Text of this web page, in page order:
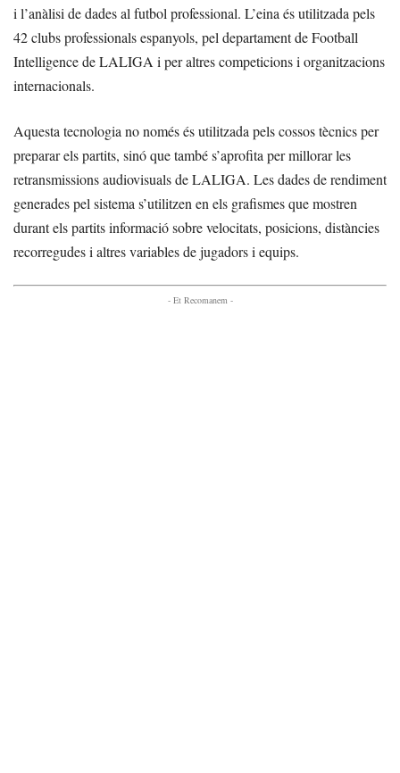
i l’anàlisi de dades al futbol professional. L’eina és utilitzada pels
42 clubs professionals espanyols, pel departament de Football
Intelligence de LALIGA i per altres competicions i organitzacions
internacionals.
Aquesta tecnologia no només és utilitzada pels cossos tècnics per
preparar els partits, sinó que també s’aprofita per millorar les
retransmissions audiovisuals de LALIGA. Les dades de rendiment
generades pel sistema s’utilitzen en els grafismes que mostren
durant els partits informació sobre velocitats, posicions, distàncies
recorregudes i altres variables de jugadors i equips.
- Et Recomanem -